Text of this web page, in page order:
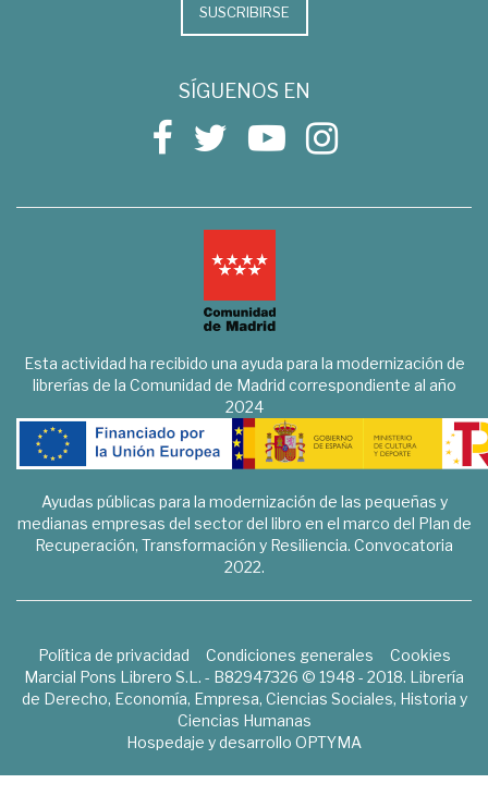
SUSCRIBIRSE
SÍGUENOS EN
Esta actividad ha recibido una ayuda para la modernización de
librerías de la Comunidad de Madrid correspondiente al año
2024
Ayudas públicas para la modernización de las pequeñas y
medianas empresas del sector del libro en el marco del Plan de
Recuperación, Transformación y Resiliencia. Convocatoria
2022.
Política de privacidad Condiciones generales
Cookies
Marcial Pons Librero S.L. - B82947326 © 1948 - 2018. Librería
de Derecho, Economía, Empresa, Ciencias Sociales, Historia y
Ciencias Humanas
Hospedaje y desarrollo OPTYMA